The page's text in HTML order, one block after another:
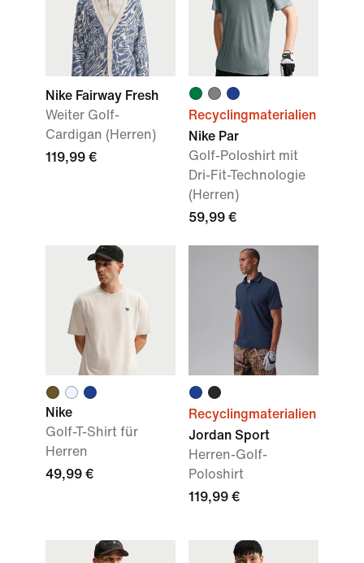
Nike Fairway Fresh
Weiter Golf-
Cardigan (Herren)
119,99 €
Recyclingmaterialien
Nike Par
Golf-Poloshirt mit
Dri-Fit-Technologie
(Herren)
59,99 €
Nike
Golf-T-Shirt für
Herren
49,99 €
Recyclingmaterialien
Jordan Sport
Herren-Golf-
Poloshirt
119,99 €